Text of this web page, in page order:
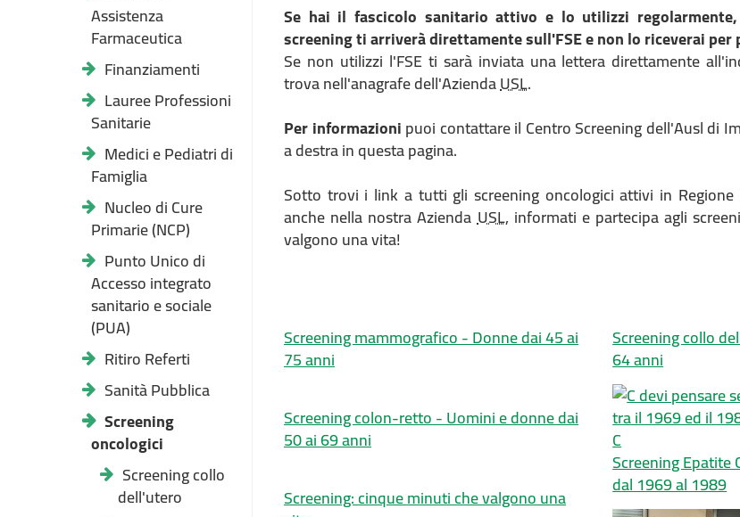
Assistenza
Farmaceutica
Finanziamenti
Lauree Professioni
Sanitarie
Medici e Pediatri di
Famiglia
Nucleo di Cure
Primarie (NCP)
Punto Unico di
Accesso integrato
sanitario e sociale
(PUA)
Ritiro Referti
Sanità Pubblica
Screening
oncologici
Screening collo
dell'utero
Se hai il fascicolo sanitario attivo e lo utilizzi
screening ti arriverà direttamente sull'FSE e non lo riceverai
Se non utilizzi l'FSE ti sarà inviata una lettera direttamente
trova nell'anagrafe dell'AziendaUSL.
Per informazionipuoi contattare il Centro Screening dell'Ausl di
a destra in questa pagina.
Sotto trovi i link a tutti gli screening oncologici attivi in Regione
anche nella nostra AziendaUSL, informati e partecipa agli
valgono una vita!
Screening mammografico - Donne dai 45 ai
75 anni
Screening colon-retto - Uomini e donne dai
50 ai 69 anni
Screening: cinque minuti che valgono una
Screening collo
64 anni
Screening
dal 1969 al 1989